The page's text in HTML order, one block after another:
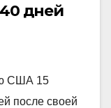
дней
США 15
после своей